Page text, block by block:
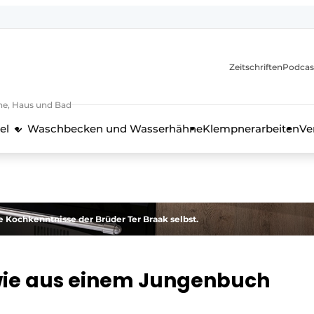
Haus und Bad
Zeitschriften
Waschbecken und WasserhähneKlempnerarbeiten
der Brüder Ter Braak selbst.
aus einem Jungenbuch